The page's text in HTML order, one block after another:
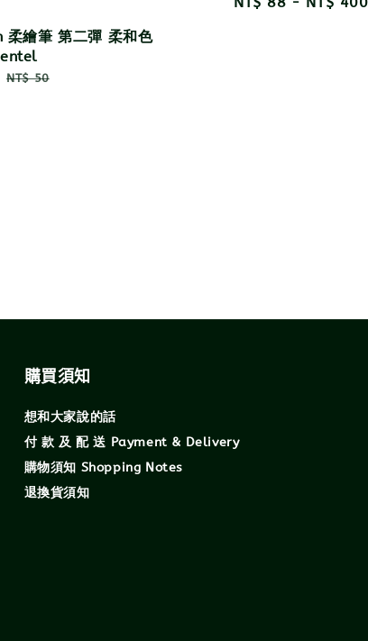
柔繪筆 第二彈 柔和色
Regular
NT$ 50
購買須知
想和大家說的話
付 款 及 配 送 Payment & Delivery
購物須知 Shopping Notes
退換貨須知